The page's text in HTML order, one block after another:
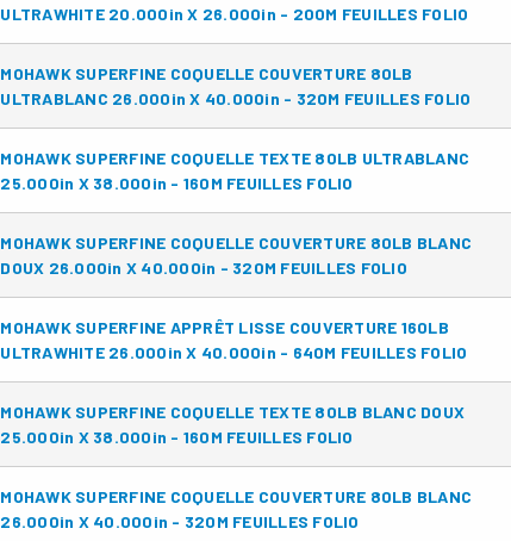
ULTRAWHITE 20.000in X 26.000in - 200M FEUILLES FOLIO
MOHAWK SUPERFINE COQUELLE COUVERTURE 80LB
ULTRABLANC 26.000in X 40.000in - 320M FEUILLES FOLIO
MOHAWK SUPERFINE COQUELLE TEXTE 80LB ULTRABLANC
25.000in X 38.000in - 160M FEUILLES FOLIO
MOHAWK SUPERFINE COQUELLE COUVERTURE 80LB BLANC
DOUX 26.000in X 40.000in - 320M FEUILLES FOLIO
MOHAWK SUPERFINE APPRÊT LISSE COUVERTURE 160LB
ULTRAWHITE 26.000in X 40.000in - 640M FEUILLES FOLIO
MOHAWK SUPERFINE COQUELLE TEXTE 80LB BLANC DOUX
25.000in X 38.000in - 160M FEUILLES FOLIO
MOHAWK SUPERFINE COQUELLE COUVERTURE 80LB BLANC
26.000in X 40.000in - 320M FEUILLES FOLIO